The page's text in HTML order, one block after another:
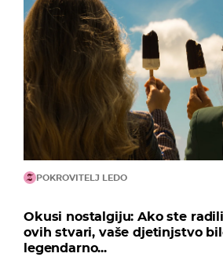
POKROVITELJ LEDO
Okusi nostalgiju: Ako ste
ovih stvari, vaše djetinjstvo
legendarno...